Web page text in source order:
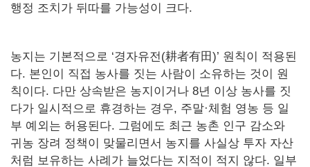
행정 조치가 뒤따를 가능성이 크다.
농지는 기본적으로 ‘경자유전(耕者有田)’ 원칙이 적용된
다. 본인이 직접 농사를 짓는 사람이 소유하는 것이 원
칙이다. 다만 상속받은 농지이거나 8년 이상 농사를 짓
다가 일시적으로 휴경하는 경우, 주말·체험 영농 등 일
부 예외는 허용된다. 그럼에도 최근 농촌 인구 감소와
귀농 장려 정책이 맞물리면서 농지를 사실상 투자 자산
처럼 보유하는 사례가 늘었다는 지적이 적지 않다. 일부